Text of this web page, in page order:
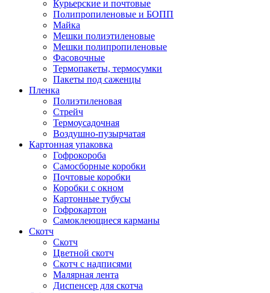
Курьерские и почтовые
Полипропиленовые и БОПП
Майка
Мешки полиэтиленовые
Мешки полипропиленовые
Фасовочные
Термопакеты, термосумки
Пакеты под саженцы
Пленка
Полиэтиленовая
Стрейч
Термоусадочная
Воздушно-пузырчатая
Картонная упаковка
Гофрокороба
Самосборные коробки
Почтовые коробки
Коробки с окном
Картонные тубусы
Гофрокартон
Самоклеющиеся карманы
Скотч
Скотч
Цветной скотч
Скотч с надписями
Малярная лента
Диспенсер для скотча